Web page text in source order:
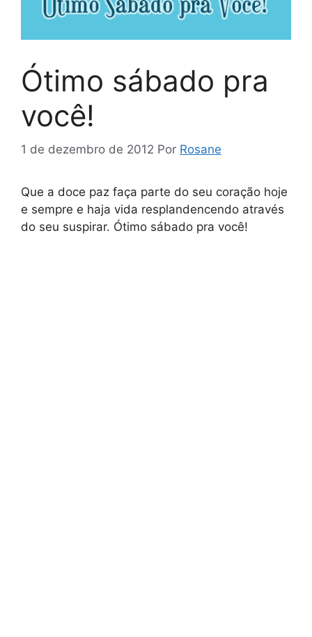
Ótimo sábado pra
você!
1 de dezembro de 2012 Por Rosane
Que a doce paz faça parte do seu coração hoje
e sempre e haja vida resplandencendo através
do seu suspirar. Ótimo sábado pra você!